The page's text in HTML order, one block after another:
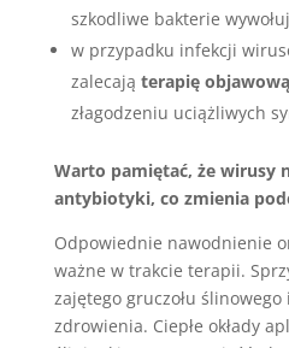
szkodliwe bakterie
w przypadku infekcji
zalecają terapię objawową
złagodzeniu uciążliwych
Warto pamiętać, że wirusy
antybiotyki, co zmienia
Odpowiednie nawodnienie
ważne w trakcie terapii.
zajętego gruczołu
zdrowienia. Ciepłe okłady